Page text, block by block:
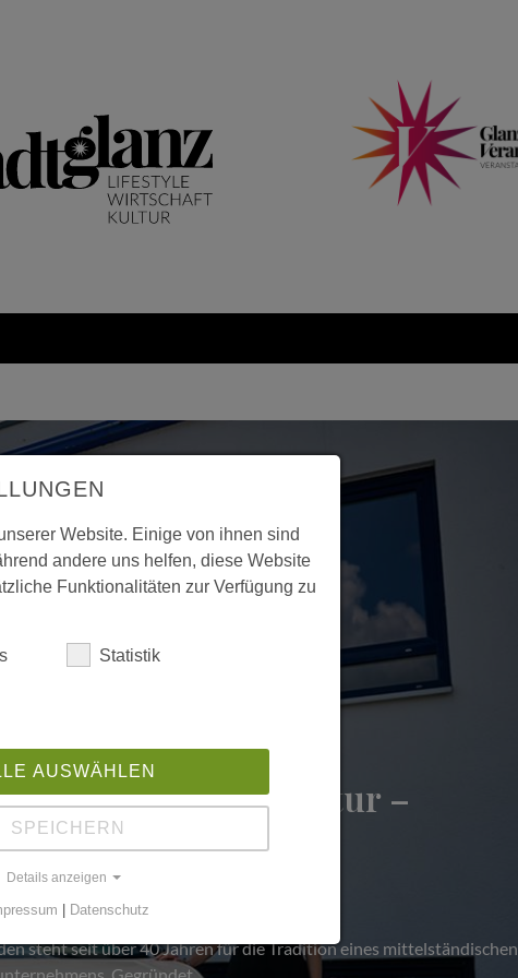
Unternehmenskultur –
Schmalkoke
Wandel der Generationen
steht seit über 40 Jahren für die Tradition eines mittelständischen
Website. Einige von ihnen sind
andere uns helfen, diese Website
Funktionalitäten zur Verfügung zu
Statistik
AUSWÄHLEN
SPEICHERN
Details anzeigen
| Datenschutz